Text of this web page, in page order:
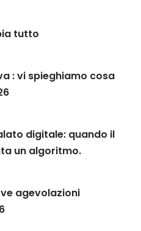
tutto
: vi spieghiamo cosa
digitale: quando il
un algoritmo.
agevolazioni